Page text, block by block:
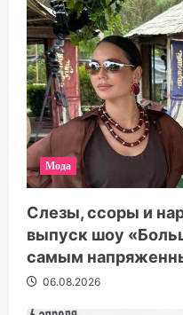
Мода
Слезы, ссоры и
выпуск шоу
самым
06.08.2026